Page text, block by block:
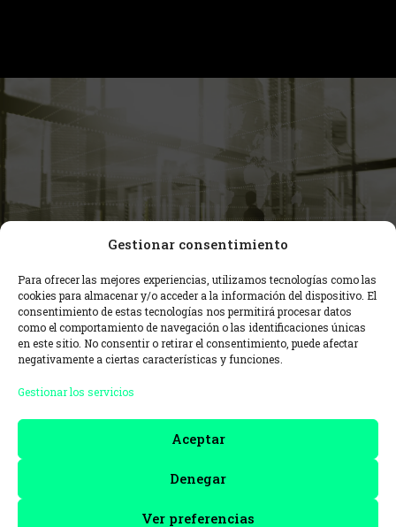
Gestionar consentimiento
Para ofrecer las mejores experiencias, utilizamos tecnologías como las
cookies para almacenar y/o acceder a la información del dispositivo. El
consentimiento de estas tecnologías nos permitirá procesar datos
como el comportamiento de navegación o las identificaciones únicas
en este sitio. No consentir o retirar el consentimiento, puede afectar
negativamente a ciertas características y funciones.
Gestionar los servicios
Aceptar
Denegar
Ver preferencias
RONDAS DE INVERSIÓN:
SAFE y Notas
Convertibles
de startups, las notas convertibles son el
inversión privada de manera ágil y